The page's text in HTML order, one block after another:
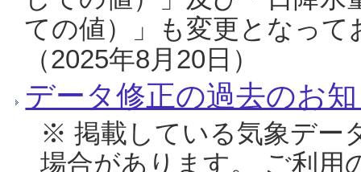
ての値）」も変更となっ
（2025年8月20日）
データ修正の過去のお
※ 掲載している気象デー
場合があります。 ご利用